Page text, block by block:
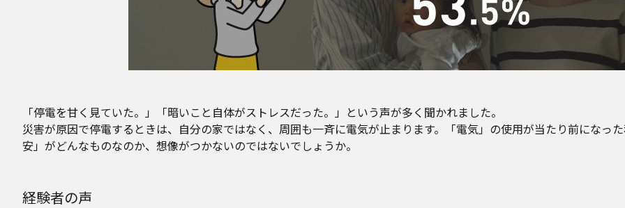
「停電を甘く見ていた。」「暗いこと自体がストレスだった。」という声が多く聞かれました。
災害が原因で停電するときは、自分の家ではなく、周囲も一斉に電気が止まります。「電気」の使用が当たり前になっ
安」がどんなものなのか、想像がつかないのではないでしょうか。
経験者の声